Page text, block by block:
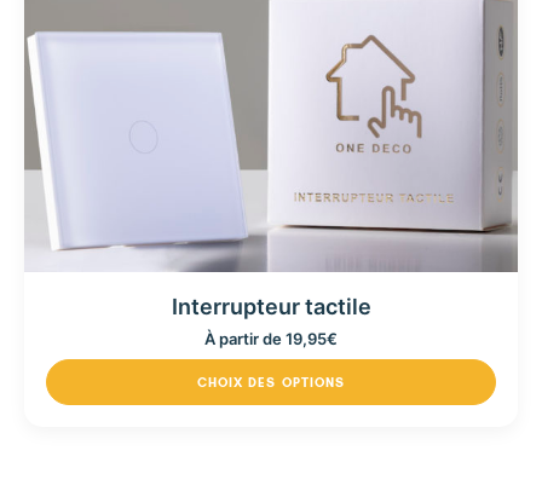
Interrupteur tactile
À partir de19,95€
CHOIX DES OPTIONS